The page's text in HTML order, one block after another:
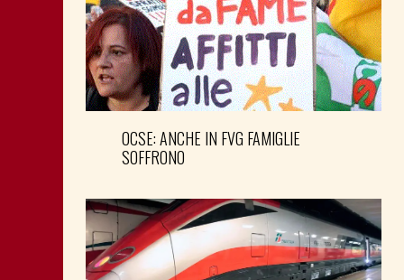
OCSE: ANCHE IN FVG FAMIGLIE
SOFFRONO